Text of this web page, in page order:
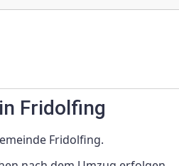
Fridolfing
Fridolfing.